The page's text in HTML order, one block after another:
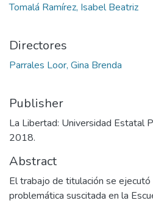
Tomalá Ramírez, Isabel Beatriz
Directores
Parrales Loor, Gina Brenda
Publisher
La Libertad: Universidad Estatal
2018.
Abstract
El trabajo de titulación se ejecutó
problemática suscitada en la